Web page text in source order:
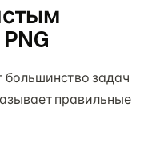
задач
правильные